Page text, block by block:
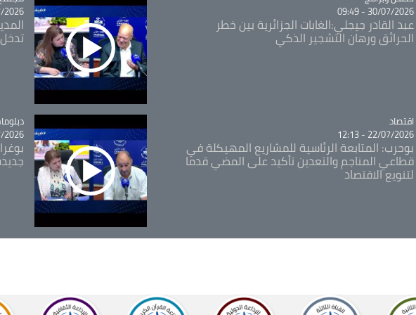
30/07/2026 - 09:49
عبد القادر جيجلي:الغابات الجزائرية بين خطر
الحرائق ورهان التشجير الذكي
- 10:18
Catégorie
اقتصاد
22/07/2026 - 12:13
بوحرب: المتابعة الرئاسية للمشاريع المهيكلة في
قطاعي المناجم والتعدين تأكيد على المضي قدما
لتنويع الاقتصاد
- 11:46